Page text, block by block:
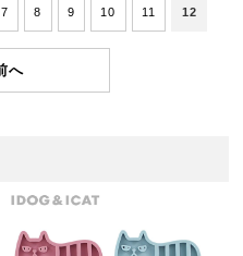
7 8 9 10 11 12